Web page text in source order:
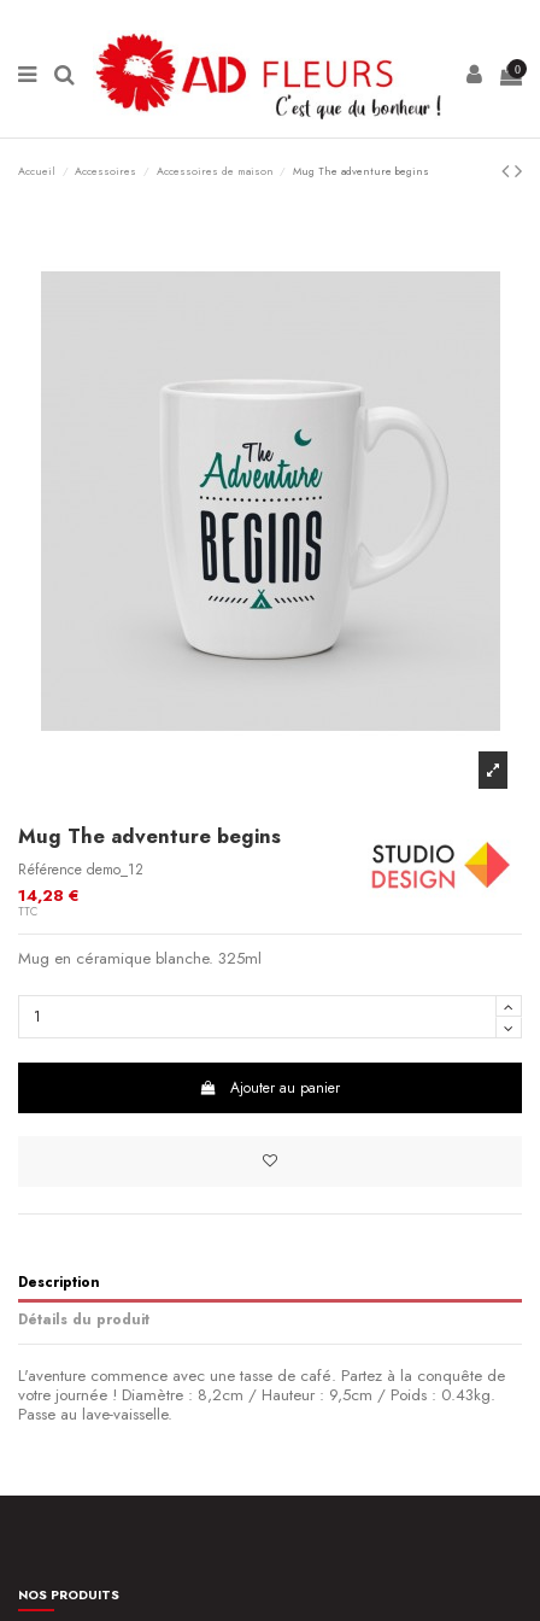
0
Accueil Accessoires Accessoires de maison Mug The adventure begins
Mug The adventure begins
Référence demo_12
14,28 €
TTC
Mug en céramique blanche. 325ml
Ajouter au panier
Description
Détails du produit
L'aventure commence avec une tasse de café. Partez à la conquête de
votre journée ! Diamètre : 8,2cm / Hauteur : 9,5cm / Poids : 0.43kg.
Passe au lave-vaisselle.
NOS PRODUITS